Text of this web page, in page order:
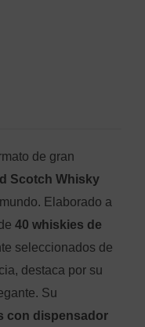
de gran
Scotch Whisky
Elaborado a
40 whiskies de
seleccionados de
destaca por su
Su
con dispensador